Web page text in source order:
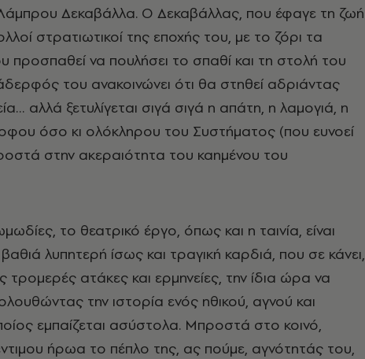
Δεκαβάλλα. Ο Δεκαβάλλας, που έφαγε τη ζωή
στρατιωτικοί της εποχής του, με το ζόρι τα
προσπαθεί να πουλήσει το σπαθί και τη στολή του
του ανακοινώνει ότι θα στηθεί αδριάντας
αλλά ξετυλίγεται σιγά σιγά η απάτη, η λαμογιά, η
όσο κι ολόκληρου του Συστήματος (που ευνοεί
στην ακεραιότητα του καημένου του
το θεατρικό έργο, όπως και η ταινία, είναι
βαθιά λυπητερή ίσως και τραγική καρδιά, που σε κάνει,
τρομερές ατάκες και ερμηνείες, την ίδια ώρα να
την ιστορία ενός ηθικού, αγνού και
εμπαίζεται ασύστολα. Μπροστά στο κοινό,
ήρωα το πέπλο της, ας πούμε, αγνότητάς του,